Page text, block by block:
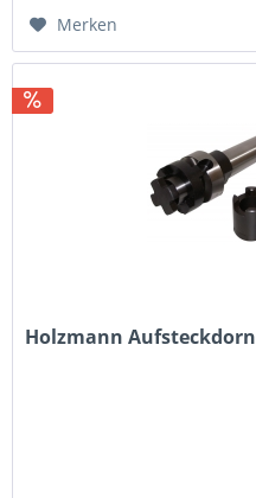
Merken
Holzmann Aufsteckdorn